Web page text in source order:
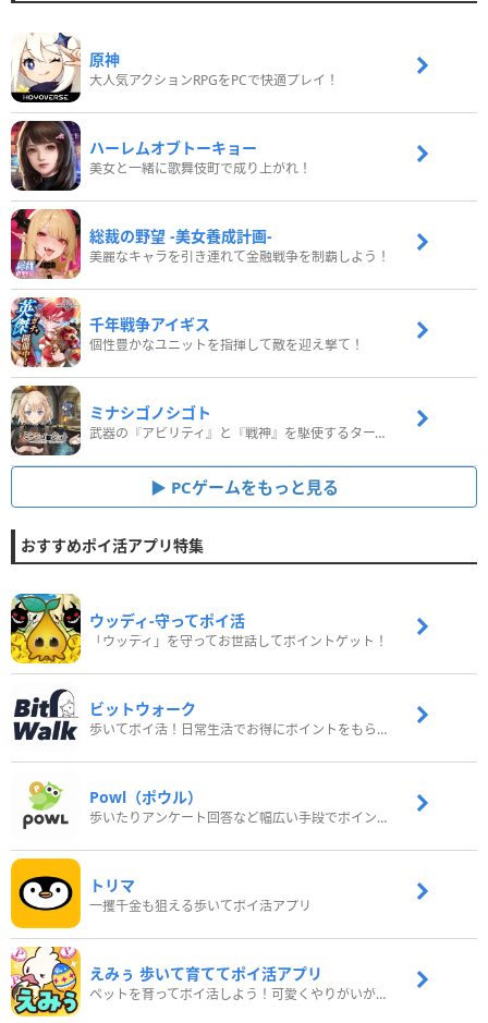
原神
大人気アクションRPGをPCで快適プレイ！
ハーレムオブトーキョー
美女と一緒に歌舞伎町で成り上がれ！
総裁の野望 -美女養成計画-
美麗なキャラを引き連れて金融戦争を制覇しよう！
千年戦争アイギス
個性豊かなユニットを指揮して敵を迎え撃て！
ミナシゴノシゴト
武器の『アビリティ』と『戦神』を駆使するターン制コマンドバトルRPG！
PCゲームをもっと見る
おすすめポイ活アプリ特集
ウッディ‐守ってポイ活
「ウッディ」を守ってお世話してポイントゲット！
ビットウォーク
歩いてポイ活！日常生活でお得にポイントをもらおう
Powl（ポウル）
歩いたりアンケート回答など幅広い手段でポイントをゲット
トリマ
一攫千金も狙える歩いてポイ活アプリ
えみぅ 歩いて育ててポイ活アプリ
ペットを育ってポイ活しよう！可愛くやりがいがある新感覚アプリ